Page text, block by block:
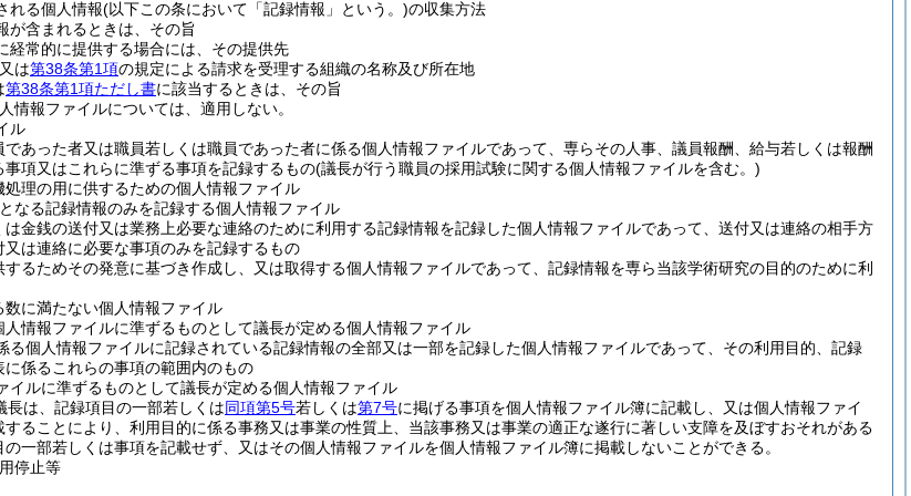
れる個人情報(以下この条において「記録情報」という。)の収集方法
が含まれるときは、その旨
経常的に提供する場合には、その提供先
又は第38条第1項の規定による請求を受理する組織の名称及び所在地
第38条第1項ただし書に該当するときは、その旨
情報ファイルについては、適用しない。
ル
あった者又は職員若しくは職員であった者に係る個人情報ファイルであって、専らその人事、議員報酬、給与若しくは報酬
項又はこれらに準ずる事項を記録するもの(議長が行う職員の採用試験に関する個人情報ファイルを含む。)
理の用に供するための個人情報ファイル
なる記録情報のみを記録する個人情報ファイル
金銭の送付又は業務上必要な連絡のために利用する記録情報を記録した個人情報ファイルであって、送付又は連絡の相手方
は連絡に必要な事項のみを記録するもの
るためその発意に基づき作成し、又は取得する個人情報ファイルであって、記録情報を専ら当該学術研究の目的のために利
に満たない個人情報ファイル
人情報ファイルに準ずるものとして議長が定める個人情報ファイル
る個人情報ファイルに記録されている記録情報の全部又は一部を記録した個人情報ファイルであって、その利用目的、記録
係るこれらの事項の範囲内のもの
イルに準ずるものとして議長が定める個人情報ファイル
長は、記録項目の一部若しくは同項第5号若しくは第7号に掲げる事項を個人情報ファイル簿に記載し、又は個人情報ファイ
ることにより、利用目的に係る事務又は事業の性質上、当該事務又は事業の適正な遂行に著しい支障を及ぼすおそれがある
一部若しくは事項を記載せず、又はその個人情報ファイルを個人情報ファイル簿に掲載しないことができる。
停止等